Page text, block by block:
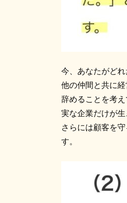
今、あなたがど
他の仲間と共に
辞めることを考
実な企業だけが
さらには顧客を
す。